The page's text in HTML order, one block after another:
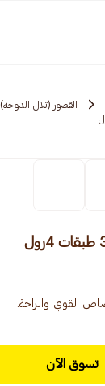
القصور (تلال الدوحة)
القوي والراحة.
تسوق الآن